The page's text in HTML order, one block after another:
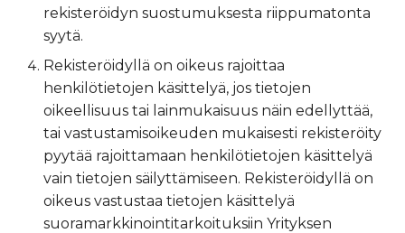
rekisteröidyn suostumuksesta riippumatonta
syytä.
Rekisteröidyllä on oikeus rajoittaa
henkilötietojen käsittelyä, jos tietojen
oikeellisuus tai lainmukaisuus näin edellyttää,
tai vastustamisoikeuden mukaisesti rekisteröity
pyytää rajoittamaan henkilötietojen käsittelyä
vain tietojen säilyttämiseen. Rekisteröidyllä on
oikeus vastustaa tietojen käsittelyä
suoramarkkinointitarkoituksiin Yrityksen